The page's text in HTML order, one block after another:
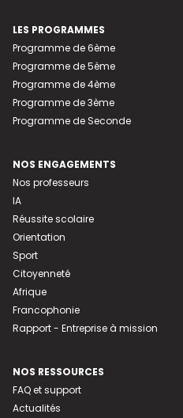
LES PROGRAMMES
Programme de 6ème
Programme de 5ème
Programme de 4ème
Programme de 3ème
Programme de Seconde
NOS ENGAGEMENTS
Nos professeurs
IA
Réussite scolaire
Orientation
Sport
Citoyenneté
Afrique
Francophonie
Rapport - Entreprise à mission
NOS RESSOURCES
FAQ et support
Actualités